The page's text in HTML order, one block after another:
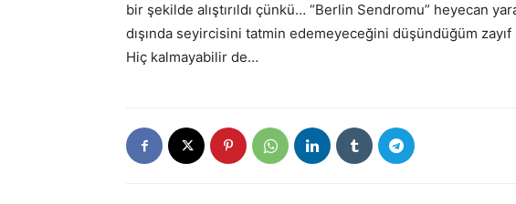
bir şekilde alıştırıldı çünkü… “Berlin Sendromu” heyecan
dışında seyircisini tatmin edemeyeceğini düşündüğüm zayıf
Hiç kalmayabilir de…